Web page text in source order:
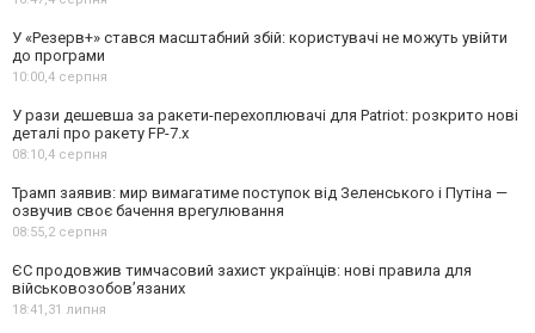
У «Резерв+» стався масштабний збій: користувачі не можуть увійти
до програми
10:00,4 серпня
У рази дешевша за ракети-перехоплювачі для Patriot: розкрито нові
деталі про ракету FP-7.x
08:10,4 серпня
Трамп заявив: мир вимагатиме поступок від Зеленського і Путіна —
озвучив своє бачення врегулювання
08:55,2 серпня
ЄС продовжив тимчасовий захист українців: нові правила для
військовозобов’язаних
18:41,31 липня